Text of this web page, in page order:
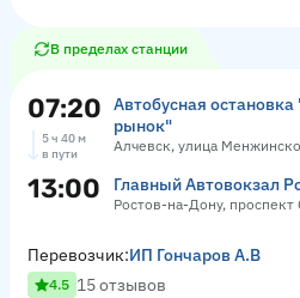
В пределах станции
07:20
Автобусная
рынок"
Алчевск, улица
5 ч 40 м
в пути
13:00 Главный Автовокзал
Ростов-на-Дону, проспект
Перевозчик:ИП Гончаров А.В
4.5 15 отзывов